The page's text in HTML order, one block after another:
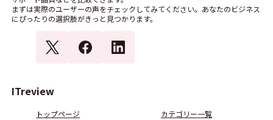
まずは実際のユーザーの声をチェックしてみてください。あなたのビジネス
にぴったりの選択肢がきっと見つかります。
ITreview
トップページ
カテゴリー一覧